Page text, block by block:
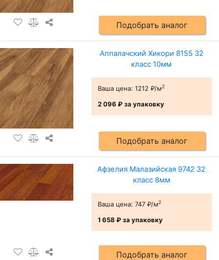
Подобрать аналог
Аппалачский Хикори 8155 32
класс 10мм
Ваша цена: 1212 ₽/м2
2 096 ₽за упаковку
Подобрать аналог
Афзелия Малазийская 9742 32
класс 8мм
Ваша цена: 747 ₽/м2
1 658 ₽за упаковку
Подобрать аналог